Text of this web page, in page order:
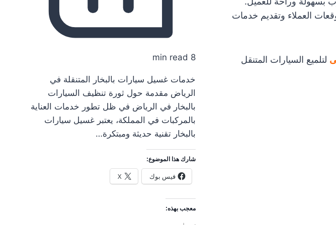
العملاء وتقديم خدمات
لتلميع السيارات المتنقل
8 min read
خدمات غسيل سيارات بالبخار المتنقلة في
الرياض مقدمة حول ثورة تنظيف السيارات
بالبخار في الرياض في ظل تطور خدمات العناية
بالمركبات في المملكة، يعتبر غسيل سيارات
بالبخار تقنية حديثة ومبتكرة…
شارك هذا الموضوع:
فيس بوك X
معجب بهذه: